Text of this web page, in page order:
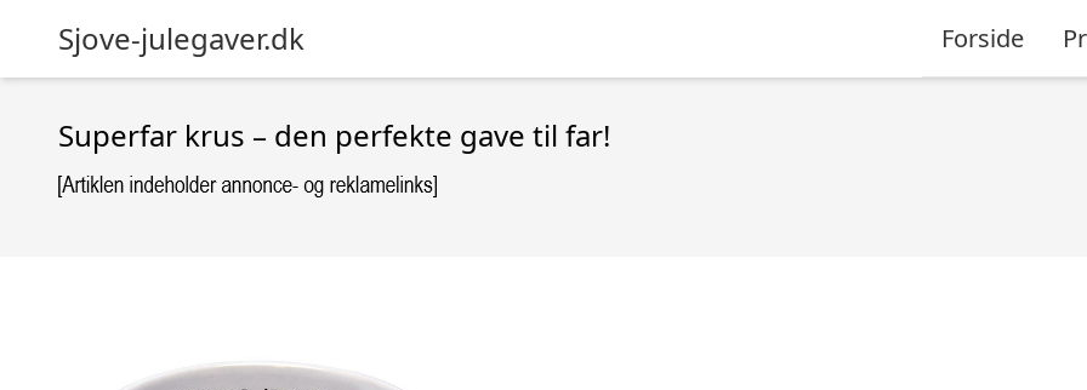
Sjove-julegaver.dk Forside
Superfar krus – den perfekte gave til far!